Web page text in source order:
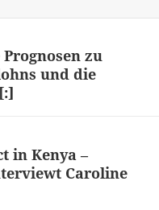
zu
und die
in Kenya –
Caroline